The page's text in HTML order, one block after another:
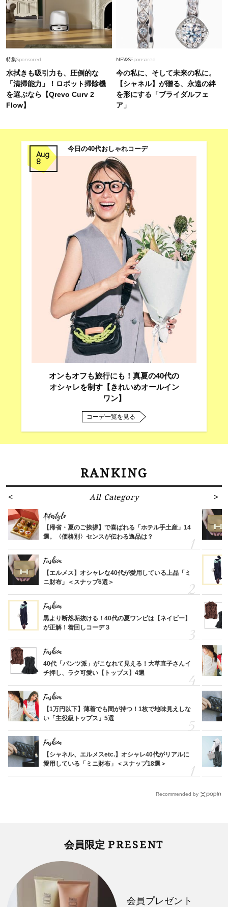
特集Sponsored
水拭きも吸引力も、圧倒的な
「清掃能力」！ロボット掃除機
を選ぶなら【Qrevo Curv 2
Flow】
NEWSSponsored
今の私に、そして未来の私に。
【シャネル】が贈る、永遠の絆
を形にする「ブライダルフェ
ア」
Aug
8
今日の40代おしゃれコーデ
オンもオフも旅行にも！真夏の40代の
オシャレを制す【きれいめオールイン
ワン】
コーデ一覧を見る
RANKING
All Category
Lifestyle
【帰省・夏のご挨拶】で喜ばれる「ホテル手土産」14
選。〈価格別〉センスが伝わる逸品は？
Fashion
【エルメス】オシャレな40代が愛用している上品「ミ
ニ財布」＜スナップ6選＞
Fashion
黒より断然垢抜ける！40代の夏ワンピは【ネイビー】
が正解！着回しコーデ３
Fashion
40代「パンツ派」がこなれて見える！大草直子さんイ
チ押し、ラク可愛い【トップス】4選
Fashion
【1万円以下】薄着でも間が持つ！1枚で地味見えしな
い「主役級トップス」5選
Fashion
【シャネル、エルメスetc.】オシャレ40代がリアルに
愛用している「ミニ財布」＜スナップ18選＞
Recommended by
会員限定 PRESENT
会員プレゼント